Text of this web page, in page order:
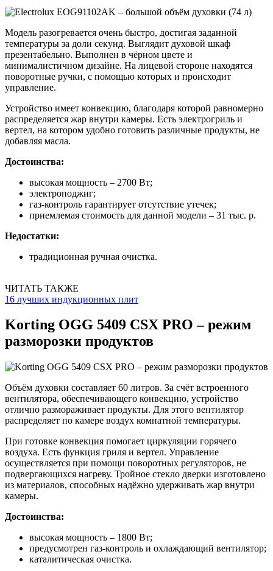
Модель разогревается очень быстро, достигая заданной
температуры за доли секунд. Выглядит духовой шкаф
презентабельно. Выполнен в чёрном цвете и
минималистичном дизайне. На лицевой стороне находятся
поворотные ручки, с помощью которых и происходит
управление.
Устройство имеет конвекцию, благодаря которой равномерно
распределяется жар внутри камеры. Есть электрогриль и
вертел, на котором удобно готовить различные продукты, не
добавляя масла.
Достоинства:
высокая мощность – 2700 Вт;
электроподжиг;
газ-контроль гарантирует отсутствие утечек;
приемлемая стоимость для данной модели – 31 тыс. р.
Недостатки:
традиционная ручная очистка.
ЧИТАТЬ ТАКЖЕ
16 лучших индукционных плит
Korting OGG 5409 CSX PRO – режим
разморозки продуктов
Объём духовки составляет 60 литров. За счёт встроенного
вентилятора, обеспечивающего конвекцию, устройство
отлично размораживает продукты. Для этого вентилятор
распределяет по камере воздух комнатной температуры.
При готовке конвекция помогает циркуляции горячего
воздуха. Есть функция гриля и вертел. Управление
осуществляется при помощи поворотных регуляторов, не
подвергающихся нагреву. Тройное стекло дверки изготовлено
из материалов, способных надёжно удерживать жар внутри
камеры.
Достоинства:
высокая мощность – 1800 Вт;
предусмотрен газ-контроль и охлаждающий вентилятор;
каталитическая очистка.